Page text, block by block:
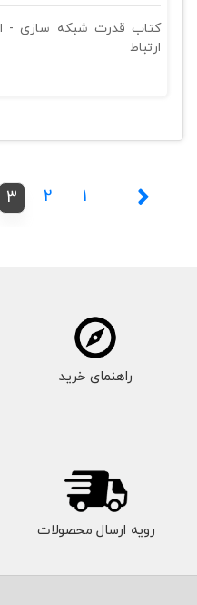
کتاب قدرت شبکه سازی -
ارتباط
1
2
3
راهنمای خرید
رویه ارسال محصولات